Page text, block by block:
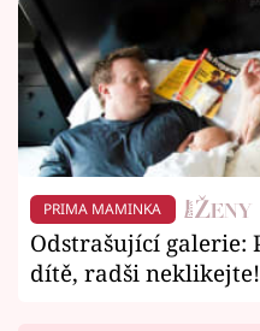
PRIMA MAMINKA
Odstrašující galerie:
dítě, radši neklikejte!